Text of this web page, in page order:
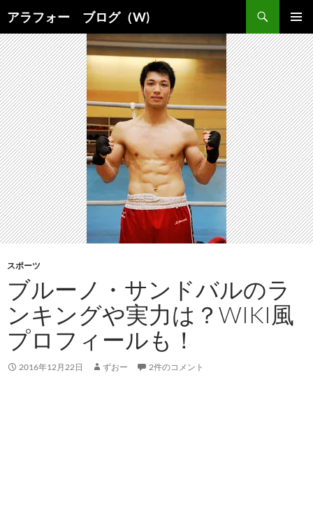
ン
テ
ン
ツ
へ
ス
キ
ッ
プ
アラフォー ブログ（W)
索
メインメ
ニュー
スポーツ
ブルーノ・サンドバルのラ
ンキングや実力は？WIKI風
プロフィールも！
2016年12月22日 ずおー 2件のコメント